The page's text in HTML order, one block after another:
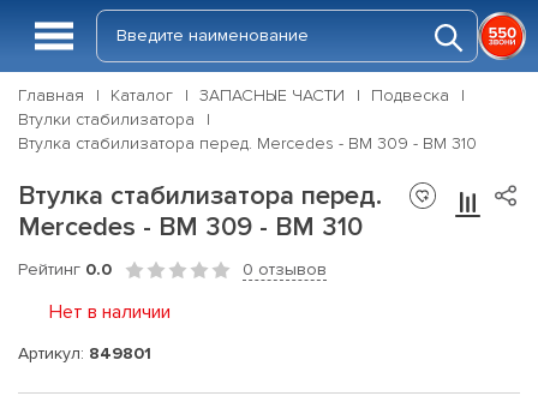
Главная Каталог ЗАПАСНЫЕ ЧАСТИ
Подвеска
Втулки стабилизатора
Втулка стабилизатора перед. Mercedes - BM 309 - BM 310
Втулка стабилизатора перед.
Mercedes - BM 309 - BM 310
Рейтинг 0.0 0 отзывов
Нет в наличии
Артикул: 849801